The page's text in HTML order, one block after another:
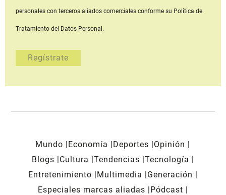
personales con terceros aliados comerciales conforme su Política de
Tratamiento del Datos Personal.
Mundo Economía Deportes
Opinión
Blogs
Cultura Tendencias Tecnología
Entretenimiento
Multimedia
Generación
Especiales marcas aliadas
Pódcast